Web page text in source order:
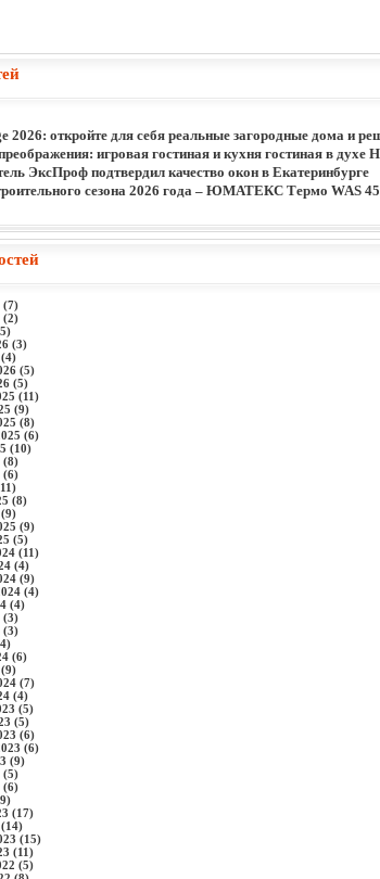
2026: откройте для себя реальные загородные дома и
игровая гостиная и кухня гостиная в духе
ЭксПроф подтвердил качество окон в Екатеринбурге
сезона 2026 года – ЮМАТЕКС Термо WAS 45
(7)
(2)
(3)
(5)
(5)
(11)
(9)
(8)
(6)
(10)
(8)
(6)
(8)
(9)
(5)
(11)
(4)
(9)
(4)
(4)
(3)
(3)
(6)
(7)
(4)
(5)
(5)
(6)
(6)
(9)
(5)
(6)
(17)
(15)
(11)
(5)